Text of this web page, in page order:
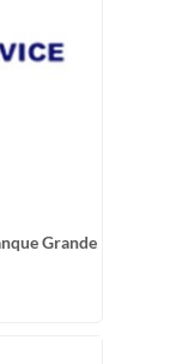
Grande